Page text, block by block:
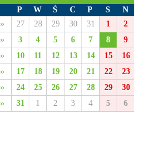
» 27 28 29 30 31 1 2
» 3 4 5 6 7 8 9
» 10 11 12 13 14 15 16
» 17 18 19 20 21 22 23
» 24 25 26 27 28 29 30
» 31 1 2 3 4 5 6
P W Ś C P S N